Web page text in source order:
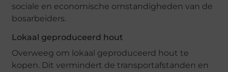
sociale en economische omstandigheden van de
bosarbeiders.
Lokaal geproduceerd hout
Overweeg om lokaal geproduceerd hout te
kopen. Dit vermindert de transportafstanden en